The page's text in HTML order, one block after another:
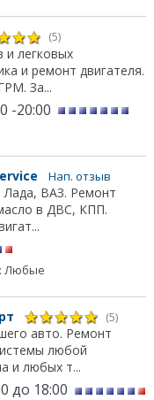
(5)
и легковых
и ремонт двигателя.
За...
-20:00
Нап. отзыв
ВАЗ. Ремонт
в ДВС, КПП.
Любые
(5)
авто. Ремонт
любой
и любых т...
до 18:00